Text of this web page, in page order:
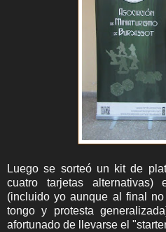
Luego se sorteó un kit de
cuatro tarjetas alternativas)
(incluido yo aunque al final
tongo y protesta
afortunado de llevarse el